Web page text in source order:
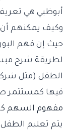
أبوظبي هي
وكيف يمكنهم
حيث إن فهم
لطريقة شرح
الطفل (مثل
فيها كمستثمر
مفهوم السهم
يتم تعليم